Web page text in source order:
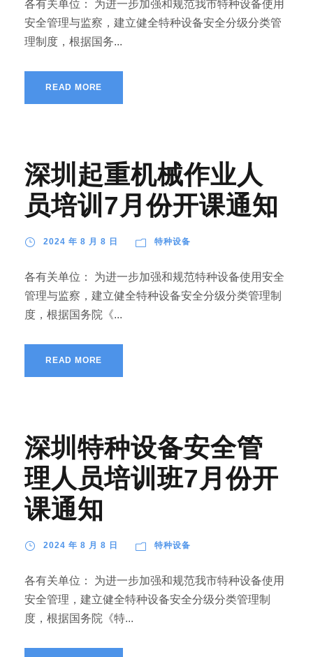
各有关单位： 为进一步加强和规范我市特种设备使用
安全管理与监察，建立健全特种设备安全分级分类管
理制度，根据国务...
READ MORE
深圳起重机械作业人
员培训7月份开课通知
2024 年 8 月 8 日 特种设备
各有关单位： 为进一步加强和规范特种设备使用安全
管理与监察，建立健全特种设备安全分级分类管理制
度，根据国务院《...
READ MORE
深圳特种设备安全管
理人员培训班7月份开
课通知
2024 年 8 月 8 日 特种设备
各有关单位： 为进一步加强和规范我市特种设备使用
安全管理，建立健全特种设备安全分级分类管理制
度，根据国务院《特...